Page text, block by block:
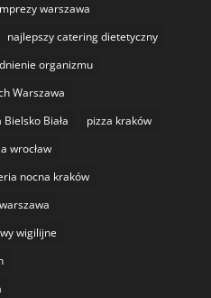
warszawa
najlepszy catering dietetyczny
organizmu
Warszawa
Bielsko Biała
pizza kraków
wrocław
nocna kraków
wigilijne